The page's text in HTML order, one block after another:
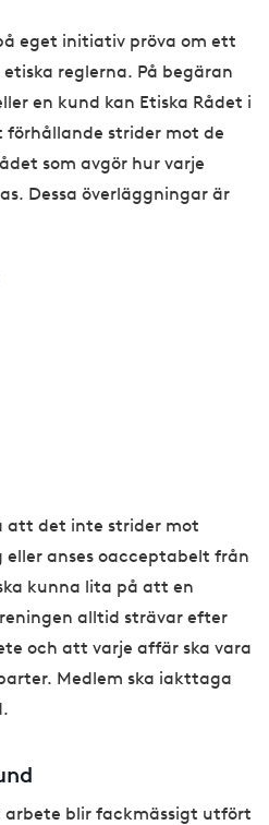
eget initiativ pröva om ett
reglerna. På begäran
en kund kan Etiska Rådet i
förhållande strider mot de
som avgör hur varje
Dessa överläggningar är
att det inte strider mot
anses oacceptabelt från
kunna lita på att en
alltid strävar efter
och att varje affär ska vara
Medlem ska iakttaga
arbete blir fackmässigt utfört